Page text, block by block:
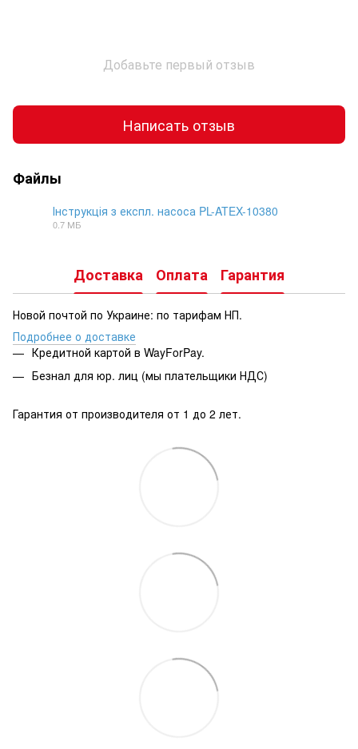
Добавьте первый отзыв
Написать отзыв
Файлы
Інструкція з експл. насоса PL-ATEX-10380
0.7 МБ
Доставка Оплата Гарантия
Новой почтой по Украине: по тарифам НП.
Подробнее о доставке
Кредитной картой в WayForPay.
Безнал для юр. лиц (мы плательщики НДС)
Гарантия от производителя от 1 до 2 лет.